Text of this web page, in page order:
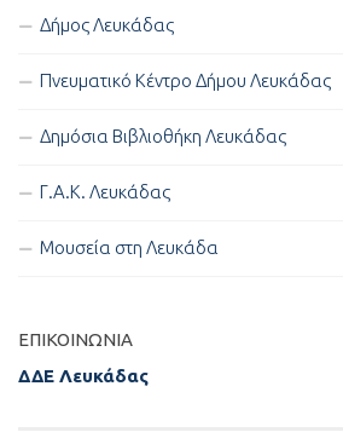
Δήμος Λευκάδας
Πνευματικό Κέντρο Δήμου Λευκάδας
Δημόσια Βιβλιοθήκη Λευκάδας
Γ.Α.Κ. Λευκάδας
Μουσεία στη Λευκάδα
ΕΠΙΚΟΙΝΩΝΊΑ
ΔΔΕ Λευκάδας